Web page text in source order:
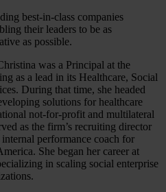
best-in-class companies
their leaders to be as
as possible.
was a Principal at the
as a lead in its Healthcare, Social
During that time, she headed
solutions for healthcare
not-for-profit and multilateral
as the firm’s recruiting director
performance coach for
She began her career at
in scaling social enterprise